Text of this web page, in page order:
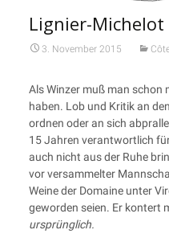
Lignier-
3. November 2015
Als Win­zer muß man schon
haben. Lob und Kri­tik an
ord­nen oder an sich
15 Jah­ren ver­ant­wort­lich
auch nicht aus der Ruhe
vor ver­sam­mel­ter
Wei­ne der Domaine unter
gewor­den sei­en. Er kon­tert
ursprünglich.